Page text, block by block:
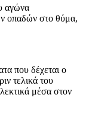
αγώνα
οπαδών στο θύμα,
που δέχεται ο
τελικά του
μέσα στον